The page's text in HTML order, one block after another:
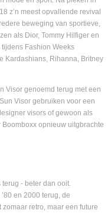
z’n meest opvallende revival
beweging van sportieve,
als Dior, Tom­my Hilfiger en
Fashion Weeks
Kardashians, Rihanna, Britney
Visor genoemd terug met een
Visor gebruiken voor een
visors of gewoon als
opnieuw uitgbrachte
terug - beter dan ooit.
en 2000 terug, de
retro, maar een future